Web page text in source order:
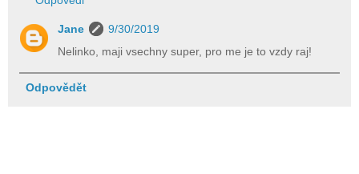
Jane
9/30/2019
Nelinko, maji vsechny super, pro me je to vzdy raj!
Odpovědět